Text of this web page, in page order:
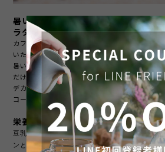
暑いときにカフェイン入りの飲みも
ラダに良くない？！
カフェインはご存じの通り利尿作用があります
いたときに飲むとかえって、脱水になってしま
暑いときこそ、ノンカフェインをオススメしま
だけど、コーヒーのような苦味のあるものが欲
デカフェは最適。
コーヒー好きも満足させる、苦味とコクがあり
栄養素豊富な豆乳にベストマッチな玄
豆乳にはコレステロールなど、血液中の余分な
ンという栄養素が含まれ、肥満防止の効果が期